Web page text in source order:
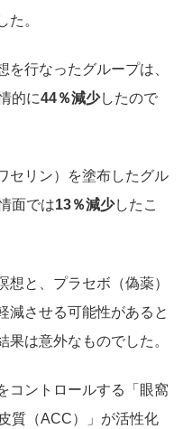
た。
を行なったグループは、
的に44％減少したので
セリン）を塗布したグル
面では13％減少したこ
と、プラセボ（偽薬）
減させる可能性があると
は意外なものでした。
コントロールする「眼窩
質（ACC）」が活性化